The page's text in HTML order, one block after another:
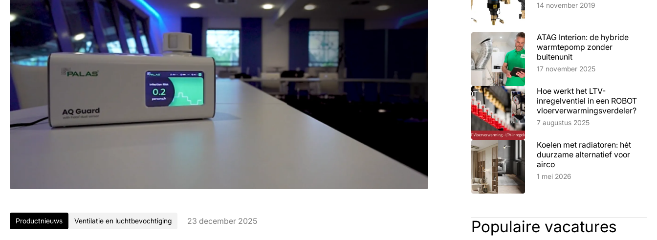
Productnieuws Ventilatie en luchtbevochtiging 23 december 2025
14 november 2019
ATAG Interion: de hybride
warmtepomp zonder
buitenunit
Lees artikel
17 november 2025
Hoe werkt het LTV-
inregelventiel in een ROBOT
vloerverwarmingsverdeler?
Lees artikel
7 augustus 2025
Koelen met radiatoren: hét
duurzame alternatief voor
aircoLees artikel
1 mei 2026
Populaire vacatures